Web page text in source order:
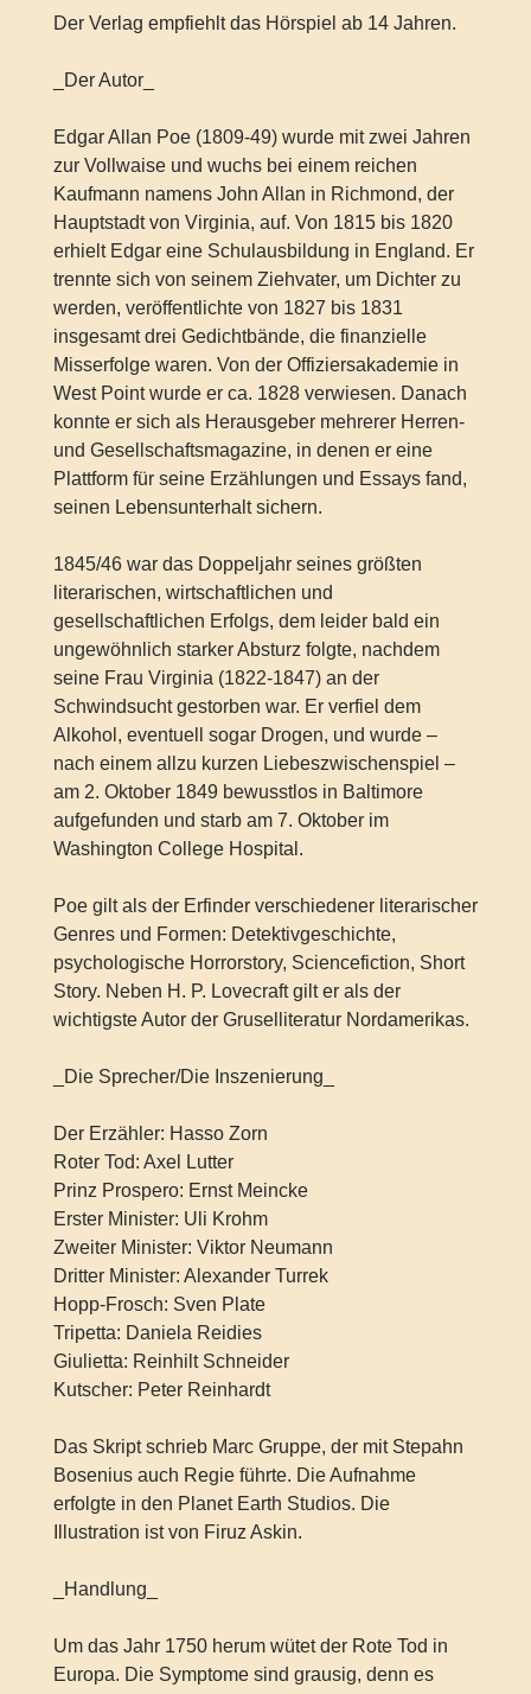
Der Verlag empfiehlt das Hörspiel ab 14 Jahren.
_Der Autor_
Edgar Allan Poe (1809-49) wurde mit zwei Jahren
zur Vollwaise und wuchs bei einem reichen
Kaufmann namens John Allan in Richmond, der
Hauptstadt von Virginia, auf. Von 1815 bis 1820
erhielt Edgar eine Schulausbildung in England. Er
trennte sich von seinem Ziehvater, um Dichter zu
werden, veröffentlichte von 1827 bis 1831
insgesamt drei Gedichtbände, die finanzielle
Misserfolge waren. Von der Offiziersakademie in
West Point wurde er ca. 1828 verwiesen. Danach
konnte er sich als Herausgeber mehrerer Herren-
und Gesellschaftsmagazine, in denen er eine
Plattform für seine Erzählungen und Essays fand,
seinen Lebensunterhalt sichern.
1845/46 war das Doppeljahr seines größten
literarischen, wirtschaftlichen und
gesellschaftlichen Erfolgs, dem leider bald ein
ungewöhnlich starker Absturz folgte, nachdem
seine Frau Virginia (1822-1847) an der
Schwindsucht gestorben war. Er verfiel dem
Alkohol, eventuell sogar Drogen, und wurde –
nach einem allzu kurzen Liebeszwischenspiel –
am 2. Oktober 1849 bewusstlos in Baltimore
aufgefunden und starb am 7. Oktober im
Washington College Hospital.
Poe gilt als der Erfinder verschiedener literarischer
Genres und Formen: Detektivgeschichte,
psychologische Horrorstory, Sciencefiction, Short
Story. Neben H. P. Lovecraft gilt er als der
wichtigste Autor der Gruselliteratur Nordamerikas.
_Die Sprecher/Die Inszenierung_
Der Erzähler: Hasso Zorn
Roter Tod: Axel Lutter
Prinz Prospero: Ernst Meincke
Erster Minister: Uli Krohm
Zweiter Minister: Viktor Neumann
Dritter Minister: Alexander Turrek
Hopp-Frosch: Sven Plate
Tripetta: Daniela Reidies
Giulietta: Reinhilt Schneider
Kutscher: Peter Reinhardt
Das Skript schrieb Marc Gruppe, der mit Stepahn
Bosenius auch Regie führte. Die Aufnahme
erfolgte in den Planet Earth Studios. Die
Illustration ist von Firuz Askin.
_Handlung_
Um das Jahr 1750 herum wütet der Rote Tod in
Europa. Die Symptome sind grausig, denn es